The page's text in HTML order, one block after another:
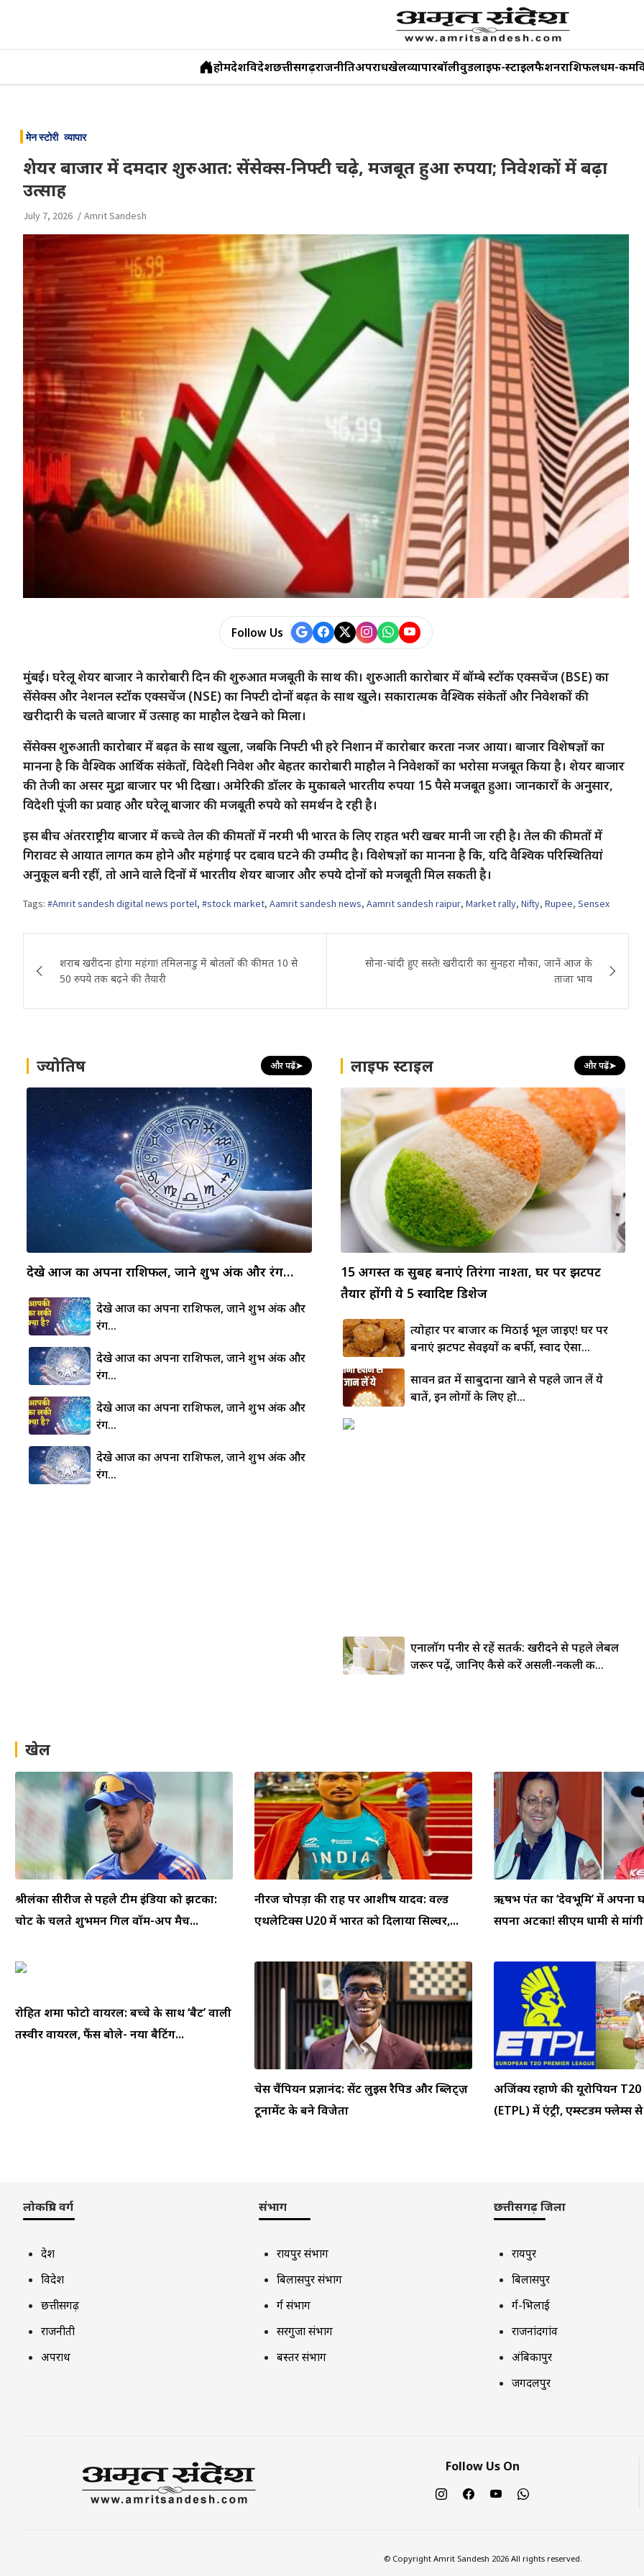
content
होमदेशविदेशछत्तीसगढ़राजनीतिअपराधखेलव्यापारबॉलीवुडलाइफ-स्टाइलफैशनराशिफलधर्म-कर्म
मेन स्टोरी व्यापार
शेयर बाजार में दमदार शुरुआत: सेंसेक्स-निफ्टी चढ़े, मजबूत हुआ रुपया; निवेशकों में बढ़ा
उत्साह
July 7, 2026 Amrit Sandesh
Follow Us
मुंबई। घरेलू शेयर बाजार ने कारोबारी दिन की शुरुआत मजबूती के साथ की। शुरुआती कारोबार में बॉम्बे स्टॉक एक्सचेंज (BSE) का
सेंसेक्स और नेशनल स्टॉक एक्सचेंज (NSE) का निफ्टी दोनों बढ़त के साथ खुले। सकारात्मक वैश्विक संकेतों और निवेशकों की
खरीदारी के चलते बाजार में उत्साह का माहौल देखने को मिला।
सेंसेक्स शुरुआती कारोबार में बढ़त के साथ खुला, जबकि निफ्टी भी हरे निशान में कारोबार करता नजर आया। बाजार विशेषज्ञों का
मानना है कि वैश्विक आर्थिक संकेतों, विदेशी निवेश और बेहतर कारोबारी माहौल ने निवेशकों का भरोसा मजबूत किया है। शेयर बाजार
की तेजी का असर मुद्रा बाजार पर भी दिखा। अमेरिकी डॉलर के मुकाबले भारतीय रुपया 15 पैसे मजबूत हुआ। जानकारों के अनुसार,
विदेशी पूंजी का प्रवाह और घरेलू बाजार की मजबूती रुपये को समर्थन दे रही है।
इस बीच अंतरराष्ट्रीय बाजार में कच्चे तेल की कीमतों में नरमी भी भारत के लिए राहत भरी खबर मानी जा रही है। तेल की कीमतों में
गिरावट से आयात लागत कम होने और महंगाई पर दबाव घटने की उम्मीद है। विशेषज्ञों का मानना है कि, यदि वैश्विक परिस्थितियां
अनुकूल बनी रहीं, तो आने वाले दिनों में भारतीय शेयर बाजार और रुपये दोनों को मजबूती मिल सकती है।
Tags: #Amrit sandesh digital news portel, #stock market, Aamrit sandesh news, Aamrit sandesh raipur, Market rally, Nifty, Rupee, Sensex
navigation
शराब खरीदना होगा महंगा! तमिलनाडु में बोतलों की कीमत 10 से
50 रुपये तक बढ़ने की तैयारी
सोना-चांदी हुए सस्ते! खरीदारी का सुनहरा मौका, जानें आज के
ताजा भाव
ज्योतिष और पढ़ें➤
देखे आज का अपना राशिफल, जाने शुभ अंक और रंग…
देखे आज का अपना राशिफल, जाने शुभ अंक और
रंग…
देखे आज का अपना राशिफल, जाने शुभ अंक और
रंग…
देखे आज का अपना राशिफल, जाने शुभ अंक और
रंग…
देखे आज का अपना राशिफल, जाने शुभ अंक और
रंग…
लाइफ स्टाइल और पढ़ें➤
15 अगस्त की सुबह बनाएं तिरंगा नाश्ता, घर पर झटपट
तैयार होंगी ये 5 स्वादिष्ट डिशेज
त्योहार पर बाजार की मिठाई भूल जाइए! घर पर
बनाएं झटपट सेवइयों की बर्फी, स्वाद ऐसा...
सावन व्रत में साबुदाना खाने से पहले जान लें ये
बातें, इन लोगों के लिए हो...
एनालॉग पनीर से रहें सतर्क: खरीदने से पहले लेबल
जरूर पढ़ें, जानिए कैसे करें असली-नकली की...
खेल
श्रीलंका सीरीज से पहले टीम इंडिया को झटका:
चोट के चलते शुभमन गिल वॉर्म-अप मैच...
नीरज चोपड़ा की राह पर आशीष यादव: वर्ल्ड
एथलेटिक्स U20 में भारत को दिलाया सिल्वर,...
ऋषभ पंत का ‘देवभूमि’ में अपना
सपना अटका! सीएम धामी से
रोहित शर्मा फोटो वायरल: बच्चे के साथ ‘बैट’ वाली
तस्वीर वायरल, फैंस बोले- नया बैटिंग...
चेस चैंपियन प्रज्ञानंद: सेंट लुइस रैपिड और ब्लिट्ज़
टूर्नामेंट के बने विजेता
अजिंक्य रहाणे की यूरोपियन T20
(ETPL) में एंट्री, एम्स्टर्डम फ्लेम्स
लोकप्रिय वर्ग
देश
विदेश
छत्तीसगढ़
राजनीती
अपराध
संभाग
रायपुर संभाग
बिलासपुर संभाग
दुर्ग संभाग
सरगुजा संभाग
बस्तर संभाग
छत्तीसगढ़ जिला
रायपुर
बिलासपुर
दुर्ग-भिलाई
राजनांदगांव
अंबिकापुर
जगदलपुर
Follow Us On
© Copyright Amrit Sandesh 2026 All rights reserved.